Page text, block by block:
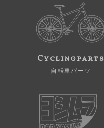
Cyclingparts
自転車パーツ